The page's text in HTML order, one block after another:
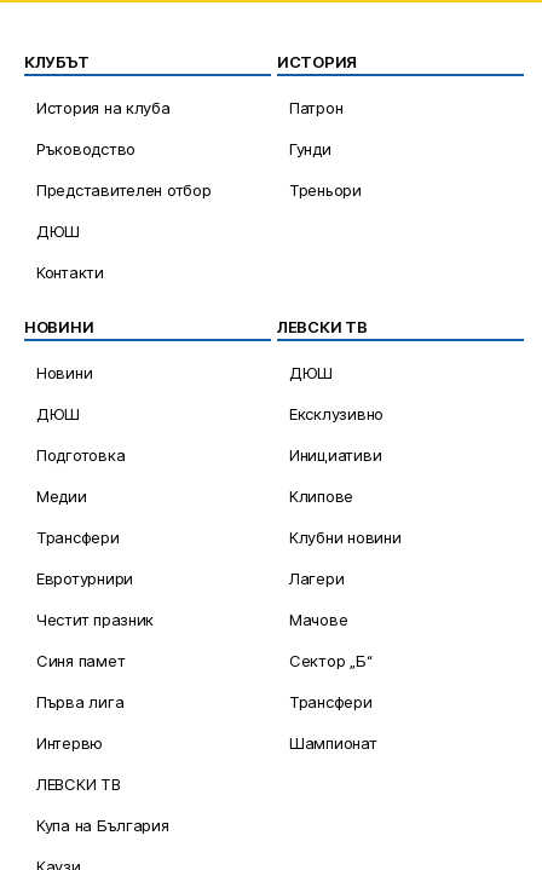
КЛУБЪТ
История на клуба
Ръководство
Представителен отбор
ДЮШ
Контакти
ИСТОРИЯ
Патрон
Гунди
Треньори
НОВИНИ
Новини
ДЮШ
Подготовка
Медии
Трансфери
Евротурнири
Честит празник
Синя памет
Първа лига
Интервю
ЛЕВСКИ ТВ
Купа на България
ЛЕВСКИ ТВ
ДЮШ
Ексклузивно
Инициативи
Клипове
Клубни новини
Лагери
Мачове
Сектор „Б“
Трансфери
Шампионат